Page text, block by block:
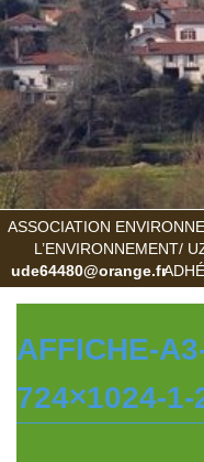
ASSOCIATION
L’ENVIRONNEMENT/
ude64480@orange.fr
AFFICHE-
724×1024-1-